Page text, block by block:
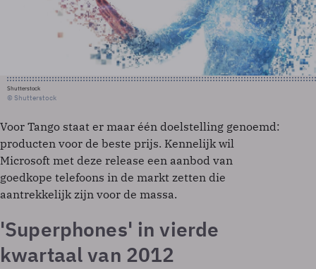
Shutterstock
© Shutterstock
Voor Tango staat er maar één doelstelling genoemd:
producten voor de beste prijs. Kennelijk wil
Microsoft met deze release een aanbod van
goedkope telefoons in de markt zetten die
aantrekkelijk zijn voor de massa.
'Superphones' in vierde
kwartaal van 2012